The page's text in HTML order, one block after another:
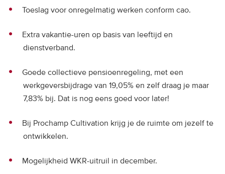
Toeslag voor onregelmatig werken conform cao.
Extra vakantie-uren op basis van leeftijd en
dienstverband.
Goede collectieve pensioenregeling, met een
werkgeversbijdrage van 19,05% en zelf draag je maar
7,83% bij. Dat is nog eens goed voor later!
Bij Prochamp Cultivation krijg je de ruimte om jezelf te
ontwikkelen.
Mogelijkheid WKR-uitruil in december.